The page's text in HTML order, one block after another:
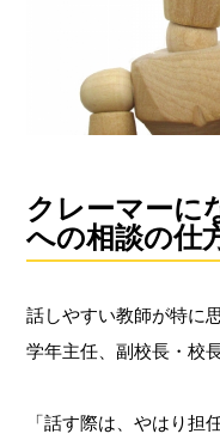
クレーマーに
への相談の仕
話しやすい教師が特に
学年主任、副校長・校
「話す際は、やはり